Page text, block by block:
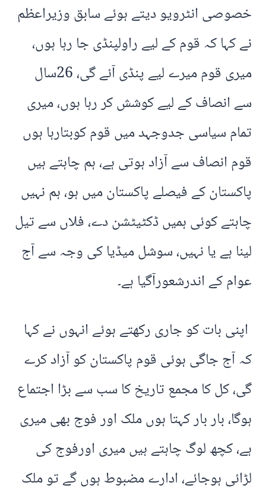
خصوصی انٹرویو دیتے ہوئے سابق وزیراعظم
نے کہا کہ قوم کے لیے راولپنڈی جا رہا ہوں،
میری قوم میرے لیے پنڈی آئے گی، 26سال
سے انصاف کے لیے کوشش کر رہا ہوں، میری
تمام سیاسی جدوجہد میں قوم کوبتارہا ہوں
قوم انصاف سے آزاد ہوتی ہے، ہم چاہتے ہیں
پاکستان کے فیصلے پاکستان میں ہو، ہم نہیں
چاہتے کوئی ہمیں ڈکٹیٹشن دے، فلاں سے تیل
لینا ہے یا نہیں، سوشل میڈیا کی وجہ سے آج
عوام کے اندرشعورآگیا ہے۔
اپنی بات کو جاری رکھتے ہوئے انہوں نے کہا
کہ آج جاگی ہوئی قوم پاکستان کو آزاد کرے
گی، کل کا مجمع تاریخ کا سب سے بڑا اجتماع
ہوگا، بار بار کہتا ہوں ملک اور فوج بھی میری
ہے، کچھ لوگ چاہتے ہیں میری اورفوج کی
لڑائی ہوجائے، ادارے مضبوط ہوں گے تو ملک